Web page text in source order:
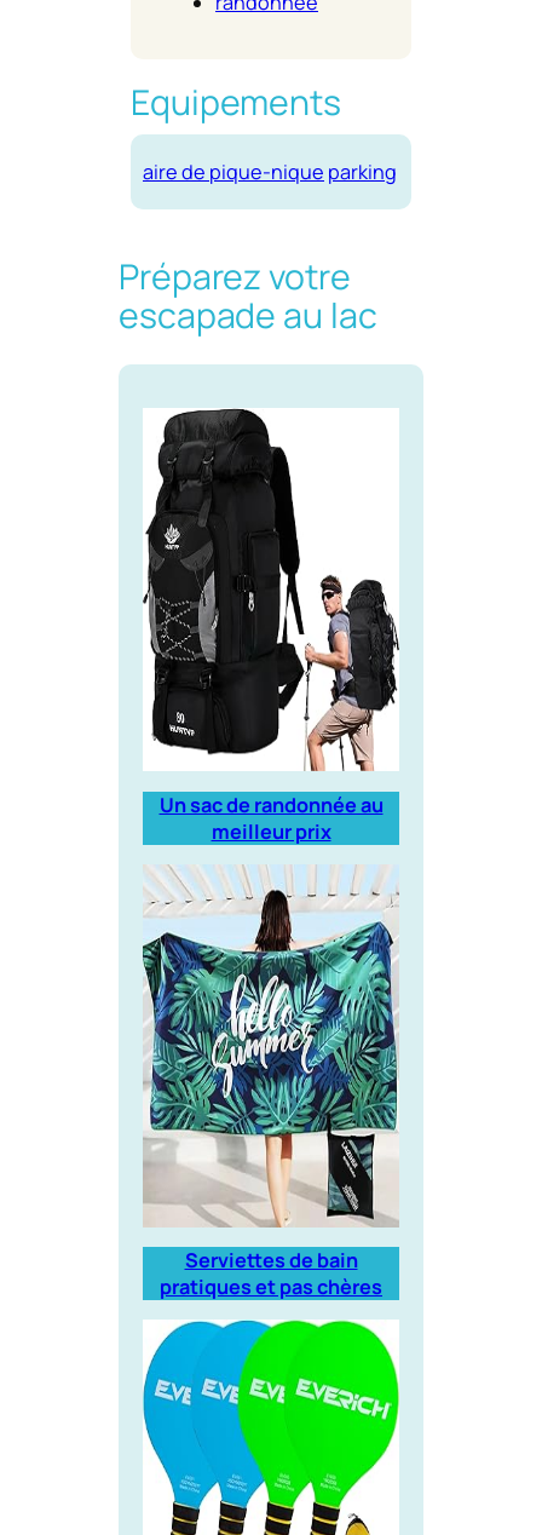
Equipements
aire de pique-nique parking
Préparez votre
escapade au lac
Un sac de randonnée au
meilleur prix
Serviettes de bain
pratiques et pas chères